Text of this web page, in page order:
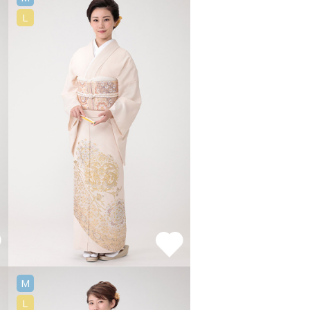
L
M
L